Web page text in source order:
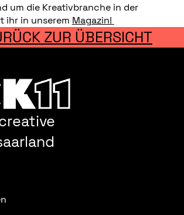
um die Kreativbranche in der
ihr in unserem Magazin!
ZUR ÜBERSICHT